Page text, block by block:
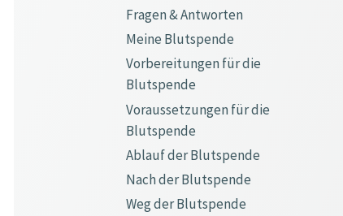
Fragen & Antworten
Meine Blutspende
Vorbereitungen für die
Blutspende
Voraussetzungen für die
Blutspende
Ablauf der Blutspende
Nach der Blutspende
Weg der Blutspende